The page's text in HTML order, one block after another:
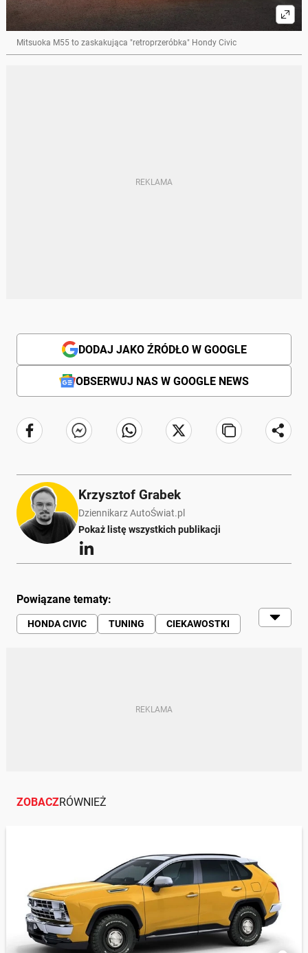
Mitsuoka M55 to zaskakująca "retroprzeróbka" Hondy Civic
DODAJ JAKO ŹRÓDŁO W GOOGLE
OBSERWUJ NAS W GOOGLE NEWS
Krzysztof Grabek
Dziennikarz AutoŚwiat.pl
Pokaż listę wszystkich publikacji
Powiązane tematy:
HONDA CIVIC TUNING
CIEKAWOSTKI
ZOBACZRÓWNIEŻ